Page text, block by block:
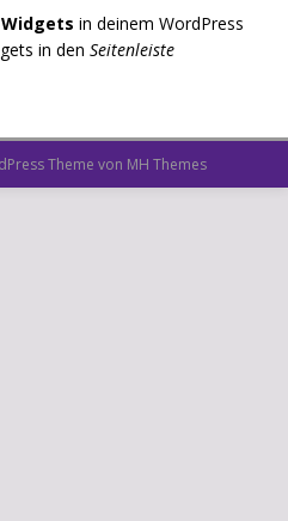
in deinem WordPress
in den Seitenleiste
Theme von MH Themes